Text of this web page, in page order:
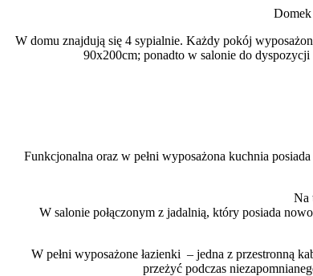
Domek
W domu znajdują się 4 sypialnie. Każdy pokój
90x200cm; ponadto w salonie do
Funkcjonalna oraz w pełni wyposażona kuchnia
Na
W salonie połączonym z jadalnią, który posiada
W pełni wyposażone łazienki – jedna z przestronną
przeżyć podczas